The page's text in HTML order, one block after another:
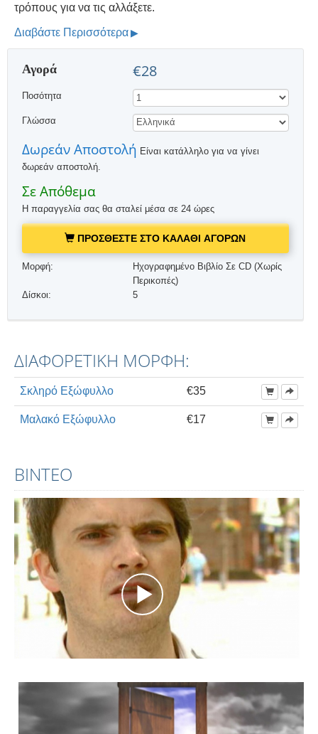
τρόπους για να τις αλλάξετε.
Διαβάστε Περισσότερα
Αγορά €28
Ποσότητα
Γλώσσα
Δωρεάν Αποστολή Είναι κατάλληλο για να γίνει
δωρεάν αποστολή.
Σε Απόθεμα
Η παραγγελία σας θα σταλεί μέσα σε 24 ώρες
ΠΡΟΣΘΕΣΤΕ ΣΤΟ ΚΑΛΑΘΙ ΑΓΟΡΩΝ
Μορφή:
Ηχογραφημένο Βιβλίο Σε CD (Χωρίς
Περικοπές)
Δίσκοι:
5
ΔΙΑΦΟΡΕΤΙΚΗ ΜΟΡΦΗ:
Σκληρό Εξώφυλλο €35
Μαλακό Εξώφυλλο €17
ΒΊΝΤΕΟ